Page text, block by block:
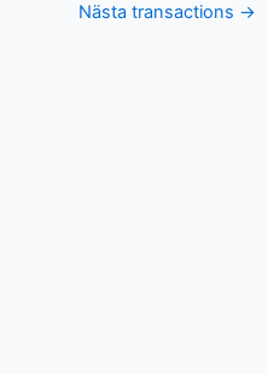
Nästa transactions →